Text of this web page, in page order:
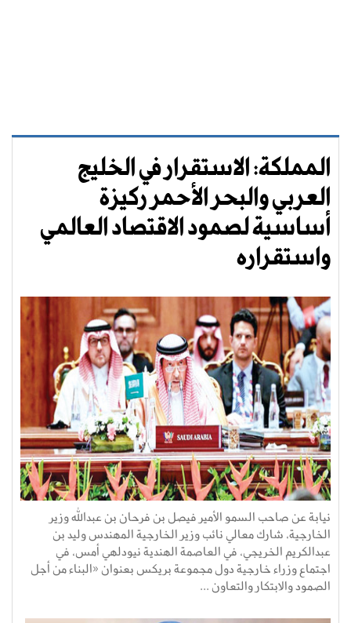
المملكة: الاستقرار في الخليج
العربي والبحر الأحمر ركيزة
أساسية لصمود الاقتصاد العالمي
واستقراره
نيابة عن صاحب السمو الأمير فيصل بن فرحان بن عبدالله وزير
الخارجية، شارك معالي نائب وزير الخارجية المهندس وليد بن
عبدالكريم الخريجي، في العاصمة الهندية نيودلهي أمس، في
اجتماع وزراء خارجية دول مجموعة بريكس بعنوان «البناء من أجل
الصمود والابتكار والتعاون ...